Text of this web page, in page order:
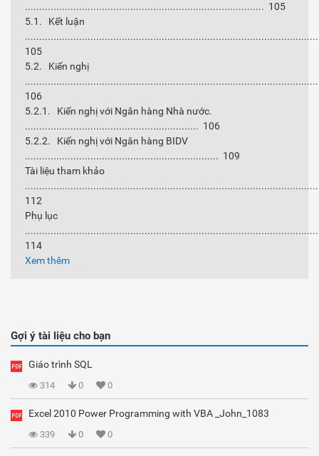
.................................................................................... 105
5.1. Kết luận
105
5.2. Kiến nghị
106
5.2.1. Kiến nghị với Ngân hàng Nhà nước.
............................................................. 106
5.2.2. Kiến nghị với Ngân hàng BIDV
.................................................................... 109
Tài liệu tham khảo
112
Phụ lục
114
Xem thêm
Gợi ý tài liệu cho bạn
Giáo trình SQL
314 0 0
Excel 2010 Power Programming with VBA _John_1083
339 0 0